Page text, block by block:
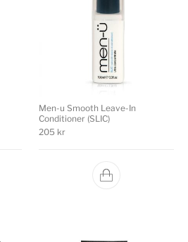
Men-u Smooth Leave-In
Conditioner (SLIC)
205 kr